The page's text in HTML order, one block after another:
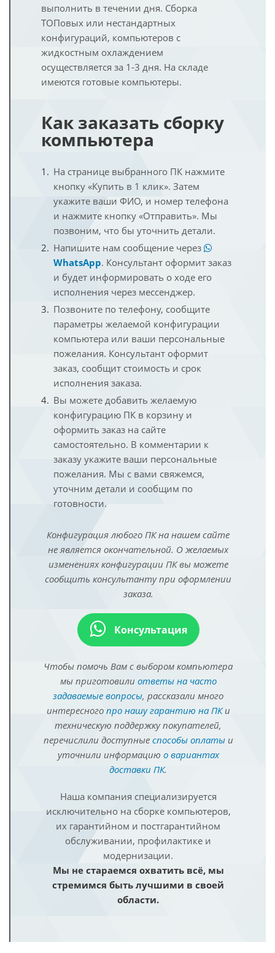
выполнить в течении дня. Сборка
ТОПовых или нестандартных
конфигураций, компьютеров с
жидкостным охлаждением
осуществляется за 1-3 дня. На складе
имеются готовые компьютеры.
Как заказать сборку
компьютера
На странице выбранного ПК нажмите
кнопку «Купить в 1 клик». Затем
укажите ваши ФИО, и номер телефона
и нажмите кнопку «Отправить». Мы
позвоним, что бы уточнить детали.
Напишите нам сообщение через
WhatsApp. Консультант оформит заказ
и будет информировать о ходе его
исполнения через мессенджер.
Позвоните по телефону, сообщите
параметры желаемой конфигурации
компьютера или ваши персональные
пожелания. Консультант оформит
заказ, сообщит стоимость и срок
исполнения заказа.
Вы можете добавить желаемую
конфигурацию ПК в корзину и
оформить заказ на сайте
самостоятельно. В комментарии к
заказу укажите ваши персональные
пожелания. Мы с вами свяжемся,
уточним детали и сообщим по
готовности.
Конфигурация любого ПК на нашем сайте
не является окончательной. О желаемых
изменениях конфигурации ПК вы можете
сообщить консультанту при оформлении
заказа.
Консультация
Чтобы помочь Вам с выбором компьютера
мы приготовили ответы на часто
задаваемые вопросы, рассказали много
интересного про нашу гарантию на ПКи
техническую поддержку покупателей,
перечислили доступные способы оплатыи
уточнили информацию о вариантах
доставки ПК.
Наша компания специализируется
исключительно на сборке компьютеров,
их гарантийном и постгарантийном
обслуживании, профилактике и
модернизации.
Мы не стараемся охватить всё, мы
стремимся быть лучшими в своей
области.